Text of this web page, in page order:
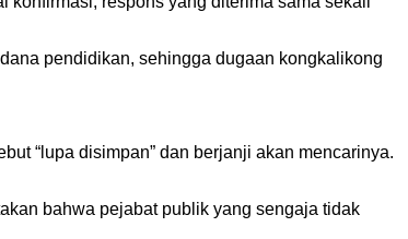
pendidikan, sehingga dugaan kongkalikong
“lupa disimpan” dan berjanji akan mencarinya.
bahwa pejabat publik yang sengaja tidak